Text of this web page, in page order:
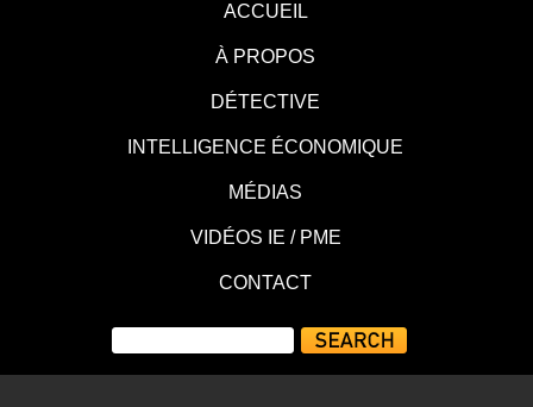
ACCUEIL
À PROPOS
DÉTECTIVE
INTELLIGENCE ÉCONOMIQUE
MÉDIAS
VIDÉOS IE / PME
CONTACT